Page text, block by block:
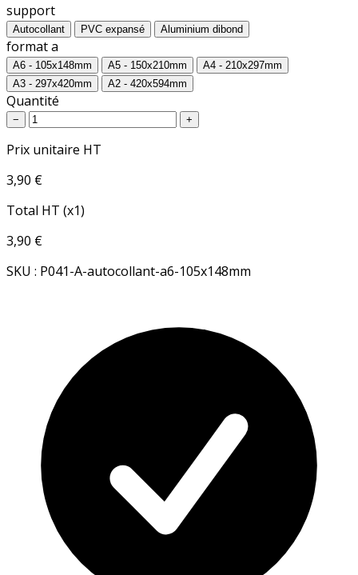
support
Autocollant PVC expansé Aluminium dibond
format a
A6 - 105x148mm A5 - 150x210mm
A4 - 210x297mm
A3 - 297x420mm
A2 - 420x594mm
Quantité
− +
Prix unitaire HT
3,90 €
Total HT (x1)
3,90 €
SKU : P041-A-autocollant-a6-105x148mm